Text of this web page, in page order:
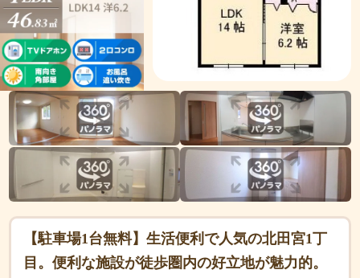
【駐車場1台無料】生活便利で人気の北田宮1丁
目。便利な施設が徒歩圏内の好立地が魅力的。